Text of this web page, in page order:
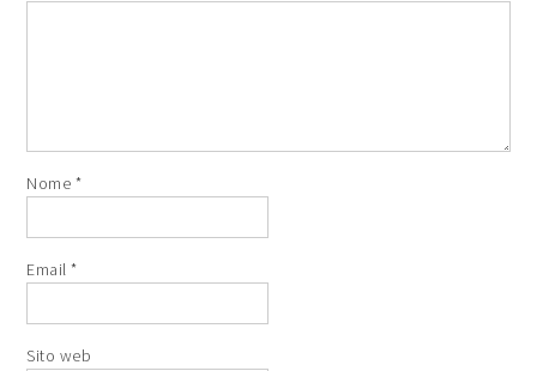
Nome *
Email*
Sito web